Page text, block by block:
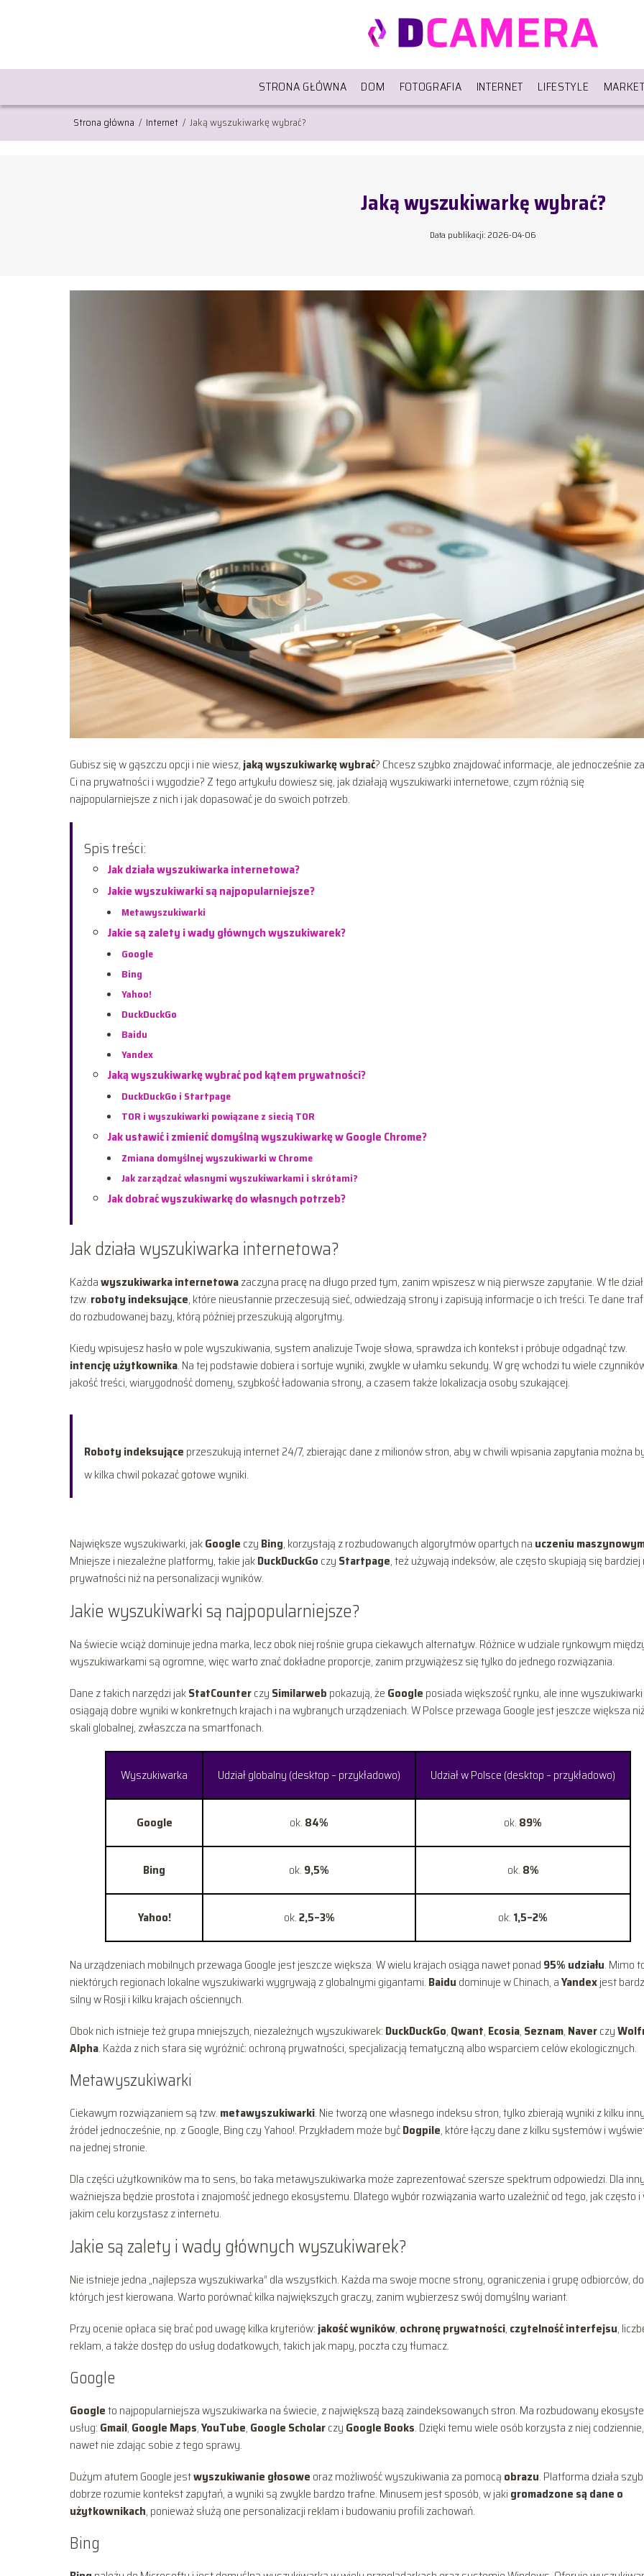
STRONA GŁÓWNA DOM FOTOGRAFIA INTERNET LIFESTYLE
Strona główna / Internet / Jaką wyszukiwarkę wybrać?
Jaką wyszukiwarkę wybrać?
Data publikacji: 2026-04-06
Gubisz się w gąszczu opcji i nie wiesz, jaką wyszukiwarkę wybrać? Chcesz szybko znajdować informacje, ale jednocześnie
Ci na prywatności i wygodzie? Z tego artykułu dowiesz się, jak działają wyszukiwarki internetowe, czym różnią się
najpopularniejsze z nich i jak dopasować je do swoich potrzeb.
Spis treści:
Jak działa wyszukiwarka internetowa?
Jakie wyszukiwarki są najpopularniejsze?
Metawyszukiwarki
Jakie są zalety i wady głównych wyszukiwarek?
Google
Bing
Yahoo!
DuckDuckGo
Baidu
Yandex
Jaką wyszukiwarkę wybrać pod kątem prywatności?
DuckDuckGo i Startpage
TOR i wyszukiwarki powiązane z siecią TOR
Jak ustawić i zmienić domyślną wyszukiwarkę w Google Chrome?
Zmiana domyślnej wyszukiwarki w Chrome
Jak zarządzać własnymi wyszukiwarkami i skrótami?
Jak dobrać wyszukiwarkę do własnych potrzeb?
Jak działa wyszukiwarka internetowa?
Każdawyszukiwarka internetowazaczyna pracę na długo przed tym, zanim wpiszesz w nią pierwsze zapytanie. W tle
tzw. roboty indeksujące, które nieustannie przeczesują sieć, odwiedzają strony i zapisują informacje o ich treści. Te dane
do rozbudowanej bazy, którą później przeszukują algorytmy.
Kiedy wpisujesz hasło w pole wyszukiwania, system analizuje Twoje słowa, sprawdza ich kontekst i próbuje odgadnąć tzw.
intencję użytkownika. Na tej podstawie dobiera i sortuje wyniki, zwykle w ułamku sekundy. W grę wchodzi tu wiele
jakość treści, wiarygodność domeny, szybkość ładowania strony, a czasem także lokalizacja osoby szukającej.
Roboty indeksujące przeszukują internet 24/7, zbierając dane z milionów stron, aby w chwili wpisania zapytania można
w kilka chwil pokazać gotowe wyniki.
Największe wyszukiwarki, jakGoogle czy Bing, korzystają z rozbudowanych algorytmów opartych na uczeniu
Mniejsze i niezależne platformy, takie jakDuckDuckGo czy Startpage, też używają indeksów, ale często skupiają się bardziej
prywatności niż na personalizacji wyników.
Jakie wyszukiwarki są najpopularniejsze?
Na świecie wciąż dominuje jedna marka, lecz obok niej rośnie grupa ciekawych alternatyw. Różnice w udziale rynkowym
wyszukiwarkami są ogromne, więc warto znać dokładne proporcje, zanim przywiążesz się tylko do jednego rozwiązania.
Dane z takich narzędzi jakStatCounterczy Similarweb pokazują, że Google posiada większość rynku, ale inne wyszukiwarki
osiągają dobre wyniki w konkretnych krajach i na wybranych urządzeniach. W Polsce przewaga Google jest jeszcze większa
skali globalnej, zwłaszcza na smartfonach.
Wyszukiwarka Udział globalny (desktop – przykładowo) Udział w Polsce (desktop – przykładowo)
Google ok. 84% ok. 89%
Bing ok. 9,5% ok. 8%
Yahoo! ok.2,5–3% ok. 1,5–2%
Na urządzeniach mobilnych przewaga Google jest jeszcze większa. W wielu krajach osiąga nawet ponad 95% udziału. Mimo
niektórych regionach lokalne wyszukiwarki wygrywają z globalnymi gigantami. Baidu dominuje w Chinach, aYandexjest
silny w Rosji i kilku krajach ościennych.
Obok nich istnieje też grupa mniejszych, niezależnych wyszukiwarek: DuckDuckGo, Qwant, Ecosia, Seznam, Naverczy
Alpha. Każda z nich stara się wyróżnić: ochroną prywatności, specjalizacją tematyczną albo wsparciem celów ekologicznych.
Metawyszukiwarki
Ciekawym rozwiązaniem są tzw. metawyszukiwarki. Nie tworzą one własnego indeksu stron, tylko zbierają wyniki z kilku
źródeł jednocześnie, np. z Google, Bing czy Yahoo!. Przykładem może byćDogpile, które łączy dane z kilku systemów i
na jednej stronie.
Dla części użytkowników ma to sens, bo taka metawyszukiwarka może zaprezentować szersze spektrum odpowiedzi. Dla
ważniejsza będzie prostota i znajomość jednego ekosystemu. Dlatego wybór rozwiązania warto uzależnić od tego, jak często i
jakim celu korzystasz z internetu.
Jakie są zalety i wady głównych wyszukiwarek?
Nie istnieje jedna „najlepsza wyszukiwarka” dla wszystkich. Każda ma swoje mocne strony, ograniczenia i grupę odbiorców, do
których jest kierowana. Warto porównać kilka największych graczy, zanim wybierzesz swój domyślny wariant.
Przy ocenie opłaca się brać pod uwagę kilka kryteriów: jakość wyników, ochronę prywatności, czytelność interfejsu,
reklam, a także dostęp do usług dodatkowych, takich jak mapy, poczta czy tłumacz.
Google
Googleto najpopularniejsza wyszukiwarka na świecie, z największą bazą zaindeksowanych stron. Ma rozbudowany
usług: Gmail, Google Maps,YouTube, Google Scholarczy Google Books. Dzięki temu wiele osób korzysta z niej codziennie,
nawet nie zdając sobie z tego sprawy.
Dużym atutem Google jestwyszukiwanie głosowe oraz możliwość wyszukiwania za pomocą obrazu. Platforma działa
dobrze rozumie kontekst zapytań, a wyniki są zwykle bardzo trafne. Minusem jest sposób, w jaki gromadzone są dane o
użytkownikach, ponieważ służą one personalizacji reklam i budowaniu profili zachowań.
Bing